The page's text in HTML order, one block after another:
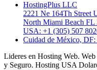
HostingPlus LLC
2221 Ne 164Th Street
North Miami Beach FL
USA: +1 (305) 507
Cuidad de México,
Lideres en Hosting Web.
y Seguro. Hosting USA